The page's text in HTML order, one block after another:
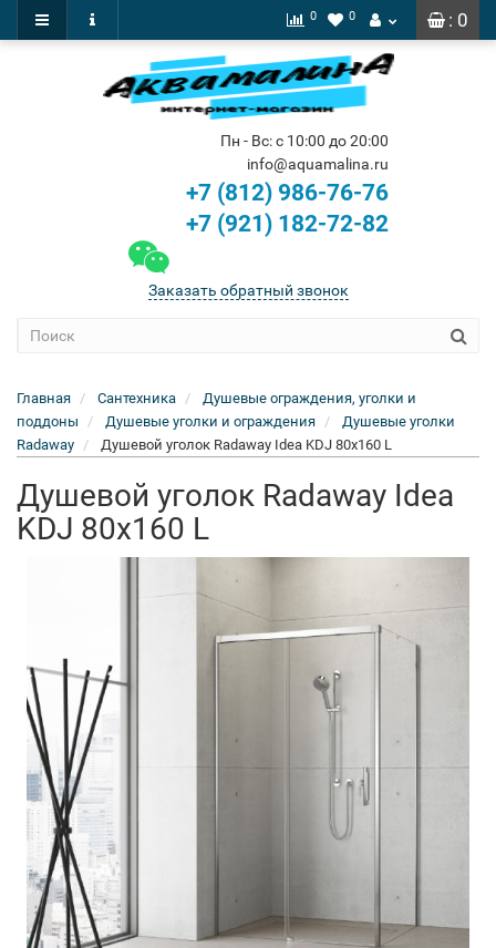
: 0
0 0
Пн - Вс: с 10:00 до 20:00
info@aquamalina.ru
+7 (812) 986-76-76
+7 (921) 182-72-82
Заказать обратный звонок
Главная Сантехника
Душевые ограждения, уголки и
поддоны
Душевые уголки и ограждения
Душевые уголки
Radaway
Душевой уголок Radaway Idea KDJ 80x160 L
Душевой уголок Radaway Idea
KDJ 80x160 L